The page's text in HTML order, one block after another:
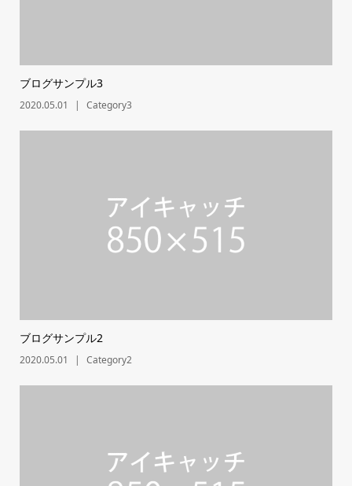
ブログサンプル3
2020.05.01 Category3
ブログサンプル2
2020.05.01 Category2